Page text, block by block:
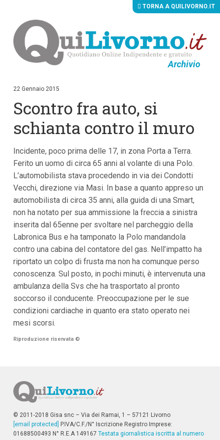
Archivio
i
i
c
n
n
u
i
p
i
n
i
l
i
a
i
l
M
e
ù
i
p
l
e
V
a
TORNA A QUILIVORNO.IT
22 Gennaio 2015
Scontro fra auto, si
schianta contro il muro
Incidente, poco prima delle 17, in zona Porta a Terra.
Ferito un uomo di circa 65 anni al volante di una Polo.
L’automobilista stava procedendo in via dei Condotti
Vecchi, direzione via Masi. In base a quanto appreso un
automobilista di circa 35 anni, alla guida di una Smart,
non ha notato per sua ammissione la freccia a sinistra
inserita dal 65enne per svoltare nel parcheggio della
Labronica Bus e ha tamponato la Polo mandandola
contro una cabina del contatore del gas. Nell’impatto ha
riportato un colpo di frusta ma non ha comunque perso
conoscenza. Sul posto, in pochi minuti, è intervenuta una
ambulanza della Svs che ha trasportato al pronto
soccorso il conducente. Preoccupazione per le sue
condizioni cardiache in quanto era stato operato nei
mesi scorsi.
Riproduzione riservata ©
© 2011-2018 Gisa snc – Via dei Ramai, 1 – 57121 Livorno
[email protected]
P.IVA/C.F./N° Iscrizione Registro Imprese:
01688500493 N° R.E.A 149167 Testata giornalistica iscritta al numero